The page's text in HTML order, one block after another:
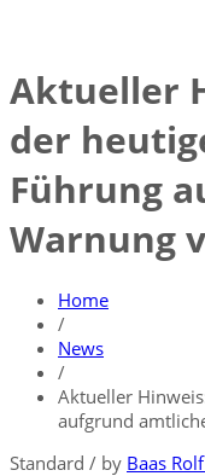
Aktueller
der
Führung
Warnung
Home
/
News
/
Aktueller
aufgrund
Standard / by Baas